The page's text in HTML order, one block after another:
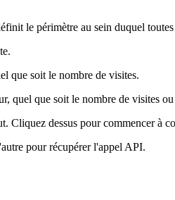
le périmètre au sein duquel
que soit le nombre de visites.
quel que soit le nombre de visites
Cliquez dessus pour commencer à
pour récupérer l'appel API.